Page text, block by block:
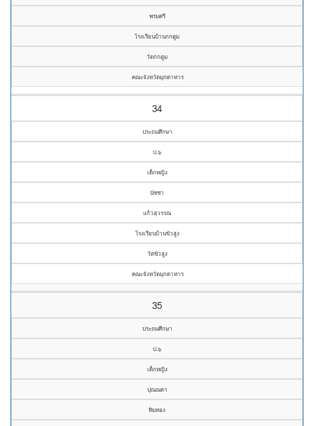
พรมศรี
โรงเรียนบ้านกกตูม
วัดกกตูม
คณะจังหวัดมุกดาหาร
34
ประถมศึกษา
ป.๖
เด็กหญิง
นัชชา
แก้วสุวรรณ
โรงเรียนบ้านขัวสูง
วัดขัวสูง
คณะจังหวัดมุกดาหาร
35
ประถมศึกษา
ป.๖
เด็กหญิง
ปุณณดา
ทิมทอง